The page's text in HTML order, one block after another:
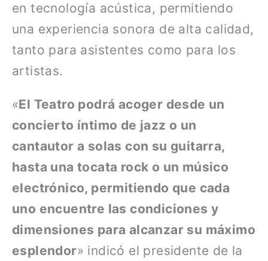
en tecnología acústica, permitiendo
una experiencia sonora de alta calidad,
tanto para asistentes como para los
artistas.
«El Teatro podrá acoger desde un
concierto íntimo de jazz o un
cantautor a solas con su guitarra,
hasta una tocata rock o un músico
electrónico, permitiendo que cada
uno encuentre las condiciones y
dimensiones para alcanzar su máximo
esplendor» indicó el presidente de la